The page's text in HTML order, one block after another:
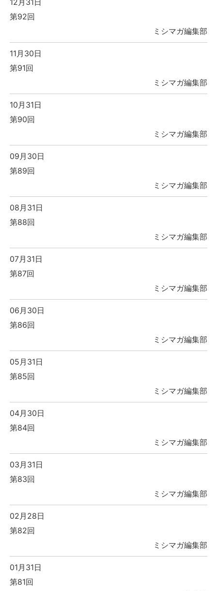
12月31日
第92回
ミシマガ編集部
11月30日
第91回
ミシマガ編集部
10月31日
第90回
ミシマガ編集部
09月30日
第89回
ミシマガ編集部
08月31日
第88回
ミシマガ編集部
07月31日
第87回
ミシマガ編集部
06月30日
第86回
ミシマガ編集部
05月31日
第85回
ミシマガ編集部
04月30日
第84回
ミシマガ編集部
03月31日
第83回
ミシマガ編集部
02月28日
第82回
ミシマガ編集部
01月31日
第81回